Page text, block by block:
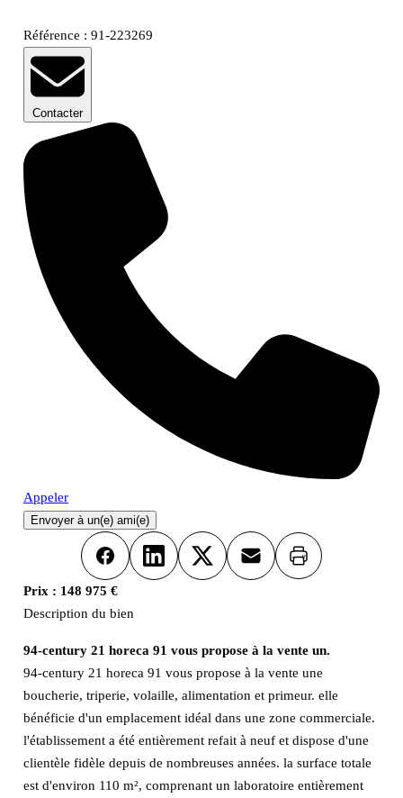
Référence : 91-223269
Contacter
Appeler
Envoyer à un(e) ami(e)
FacebookLinkedInX Email Imprimer
Prix : 148 975 €
Description du bien
94-century 21 horeca 91 vous propose à la vente un.
94-century 21 horeca 91 vous propose à la vente une
boucherie, triperie, volaille, alimentation et primeur. elle
bénéficie d'un emplacement idéal dans une zone commerciale.
l'établissement a été entièrement refait à neuf et dispose d'une
clientèle fidèle depuis de nombreuses années. la surface totale
est d'environ 110 m², comprenant un laboratoire entièrement